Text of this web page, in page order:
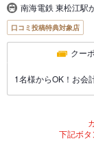
南海電鉄 東松江駅
口コミ投稿特典対象店
クー
1名様からOK！お会
下記ボタ